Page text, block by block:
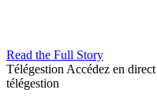
Read the Full Story
Télégestion Accédez en
télégestion